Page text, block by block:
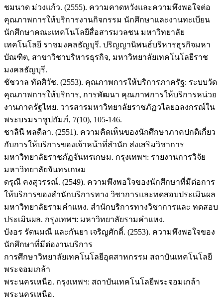
ชมนาด ม่วงแก้ว. (2555). ความคาดหวังและความพึงพอใจต่อ
คุณภาพการให้บริการงานกิจกรรม นักศึกษาและงานทะเบียน
นักศึกษาคณะเทคโนโลยีสื่อสารมวลชน มหาวิทยาลัย
เทคโนโลยี ราชมงคลธัญบุรี. ปริญญานิพนธ์บริหารธุรกิจมหา
บัณฑิต, สาขาวิชาบริหารธุรกิจ, มหาวิทยาลัยเทคโนโลยีราช
มงคลธัญบุรี.
ชัชวาล ทัตศิวัช. (2553). คุณภาพการให้บริการภาครัฐ: ระบบวัด
คุณภาพการให้บริการ, การพัฒนา คุณภาพการให้บริการหน่วย
งานภาครัฐไทย. วารสารมหาวิทยาลัยราชภัฏวไลยอลงกรณ์ใน
พระบรมราชูปถัมภ์, 7(10), 105-146.
ชาลินี พลดีลา. (2551). ความคิดเห็นของนักศึกษาภาคปกติเกี่ยว
กับการให้บริการของเจ้าหน้าที่สำนัก ส่งเสริมวิชาการ
มหาวิทยาลัยราชภัฏจันทรเกษม. กรุงเทพฯ: รายงานการวิจัย
มหาวิทยาลัยจันทรเกษม
ดรุณี คงสุวรรณ์. (2549). ความพึงพอใจของนักศึกษาที่มีต่อการ
ให้บริการของสำนักบริการทาง วิชาการและทดสอบประเมินผล
มหาวิทยาลัยรามคำแหง. สำนักบริการทางวิชาการและ ทดสอบ
ประเมินผล. กรุงเทพฯ: มหาวิทยาลัยรามคำแหง.
บังอร รัตนมณี และกันยา เจริญศักดิ์. (2553). ความพึงพอใจของ
นักศึกษาที่มีต่องานบริการ
การศึกษาวิทยาลัยเทคโนโลยีอุตสาหกรรม สถาบันเทคโนโลยี
พระจอมเกล้า
พระนครเหนือ. กรุงเทพฯ: สถาบันเทคโนโลยีพระจอมเกล้า
พระนครเหนือ.